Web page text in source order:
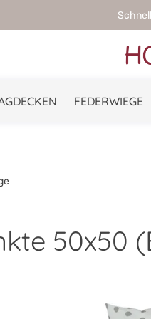
FEDERWIEGE
50x50